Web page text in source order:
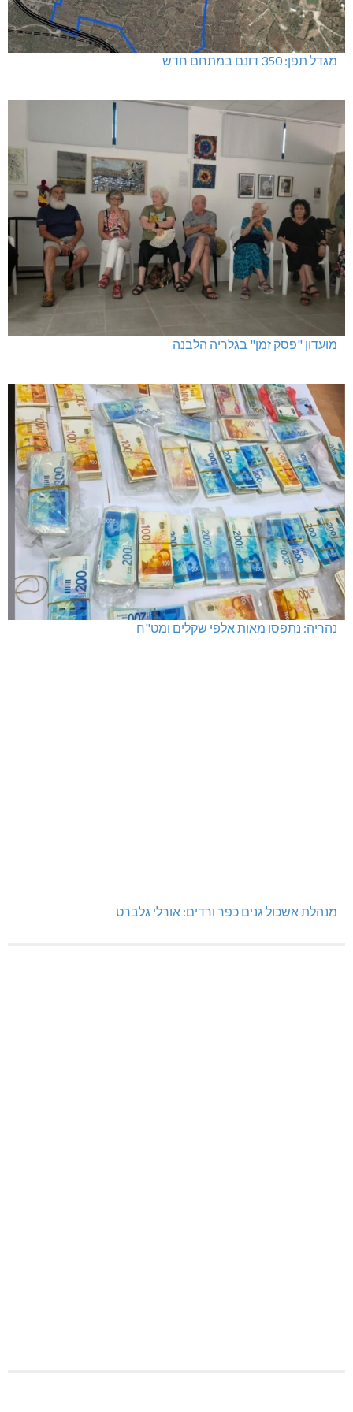
מגדל תפן: 350 דונם במתחם חדש
מועדון "פסק זמן" בגלריה הלבנה
נהריה: נתפסו מאות אלפי שקלים ומט"ח
מנהלת אשכול גנים כפר ורדים: אורלי גלברט